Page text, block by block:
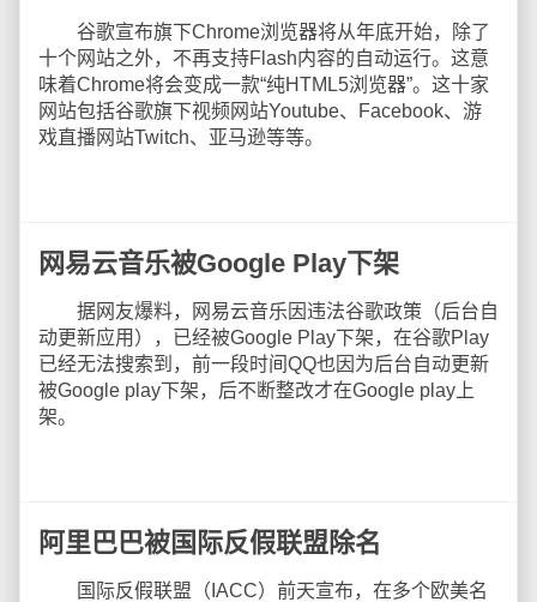
谷歌宣布旗下Chrome浏览器将从年底开始，除了
十个网站之外，不再支持Flash内容的自动运行。这意
味着Chrome将会变成一款“纯HTML5浏览器”。这十家
网站包括谷歌旗下视频网站Youtube、Facebook、游
戏直播网站Twitch、亚马逊等等。
网易云音乐被Google Play下架
据网友爆料，网易云音乐因违法谷歌政策（后台自
动更新应用），已经被Google Play下架，在谷歌Play
已经无法搜索到，前一段时间QQ也因为后台自动更新
被Google play下架，后不断整改才在Google play上
架。
阿里巴巴被国际反假联盟除名
国际反假联盟（IACC）前天宣布，在多个欧美名